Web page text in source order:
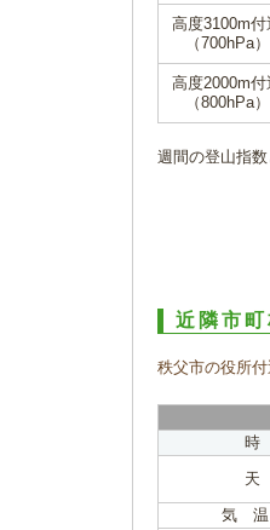
高度3100m付
（700hPa）
高度2000m付
（800hPa）
週間の登山指
近隣市
秩父市の役所
時
天
気 温